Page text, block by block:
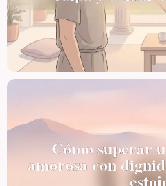
Cómo superar
amorosa con